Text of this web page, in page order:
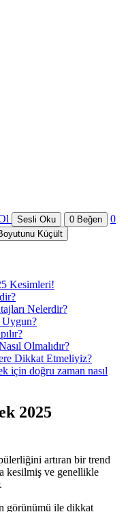
Sesli Oku 0 Beğen
0
Küçült
Kesimleri!
Nelerdir?
Olmalıdır?
Dikkat Etmeliyiz?
için doğru zaman nasıl
2025
artıran bir trend
kesilmiş ve genellikle
görünümü ile dikkat